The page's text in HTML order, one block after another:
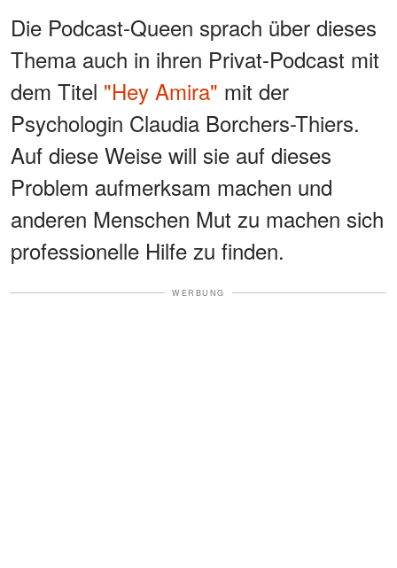
Die Podcast-Queen sprach über dieses
Thema auch in ihren Privat-Podcast mit
dem Titel "Hey Amira" mit der
Psychologin Claudia Borchers-Thiers.
Auf diese Weise will sie auf dieses
Problem aufmerksam machen und
anderen Menschen Mut zu machen sich
professionelle Hilfe zu finden.
WERBUNG